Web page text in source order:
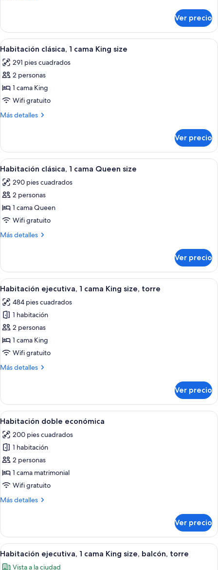
with
2
Queen
Beds,
City
View
Room,
Corner
Balcony
2
Queen
City
View
Ver precio
Abrir
todas
las
fotos
de
Habitación
clásica,
King
size
Una habitación de hotel con una
4
Habitación clásica, 1 cama King size
291 pies cuadrados
2 personas
1 cama King
Wifi gratuito
Más detalles
Más
clásica,
cama
size
Ver precio
Abrir
todas
las
fotos
de
Habitación
clásica,
Queen
size
Habitación de hotel con dos camas,
4
Habitación clásica, 1 cama Queen size
290 pies cuadrados
2 personas
1 cama Queen
Wifi gratuito
Más detalles
Más
clásica,
cama
size
Ver precio
Abrir
todas
las
fotos
de
Habitación
ejecutiva,
cama
torre
Hotel con terraza al aire libre,
5
Habitación ejecutiva, 1 cama King size, torre
484 pies cuadrados
1 habitación
2 personas
1 cama King
Wifi gratuito
Más detalles
Más
ejecutiva,
cama
size,
torre
Ver precio
Abrir
todas
las
fotos
de
Habitación
doble
Habitación de hotel con una cama
4
Habitación doble económica
200 pies cuadrados
1 habitación
2 personas
1 cama matrimonial
Wifi gratuito
Más detalles
Más
doble
económica
Ver precio
Abrir
todas
Una habitación de hotel moderna
4
Habitación ejecutiva, 1 cama King size, balcón, torre
Vista a la ciudad